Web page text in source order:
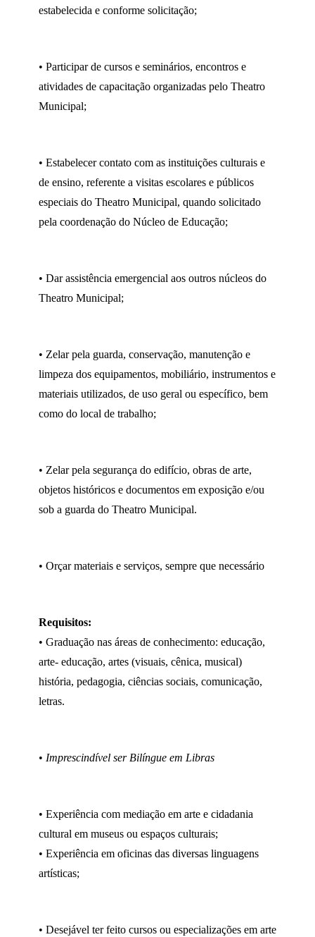
estabelecida e conforme solicitação;
• Participar de cursos e seminários, encontros e
atividades de capacitação organizadas pelo Theatro
Municipal;
• Estabelecer contato com as instituições culturais e
de ensino, referente a visitas escolares e públicos
especiais do Theatro Municipal, quando solicitado
pela coordenação do Núcleo de Educação;
• Dar assistência emergencial aos outros núcleos do
Theatro Municipal;
• Zelar pela guarda, conservação, manutenção e
limpeza dos equipamentos, mobiliário, instrumentos e
materiais utilizados, de uso geral ou específico, bem
como do local de trabalho;
• Zelar pela segurança do edifício, obras de arte,
objetos históricos e documentos em exposição e/ou
sob a guarda do Theatro Municipal.
• Orçar materiais e serviços, sempre que necessário
Requisitos:
• Graduação nas áreas de conhecimento: educação,
arte- educação, artes (visuais, cênica, musical)
história, pedagogia, ciências sociais, comunicação,
letras.
• Imprescindível ser Bilíngue em Libras
• Experiência com mediação em arte e cidadania
cultural em museus ou espaços culturais;
• Experiência em oficinas das diversas linguagens
artísticas;
• Desejável ter feito cursos ou especializações em arte